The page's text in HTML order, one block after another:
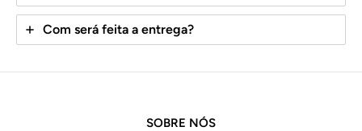
Com será feita a entrega?
SOBRE NÓS